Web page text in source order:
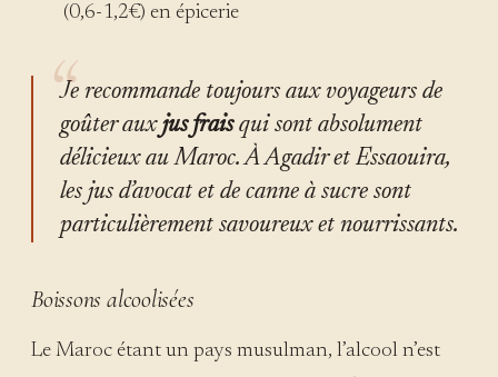
(0,6-1,2€) en épicerie
Je recommande toujours aux voyageurs de
goûter auxjus fraisqui sont absolument
délicieux au Maroc. À Agadir et Essaouira,
les jus d’avocat et de canne à sucre sont
particulièrement savoureux et nourrissants.
Boissons alcoolisées
Le Maroc étant un pays musulman, l’alcool n’est